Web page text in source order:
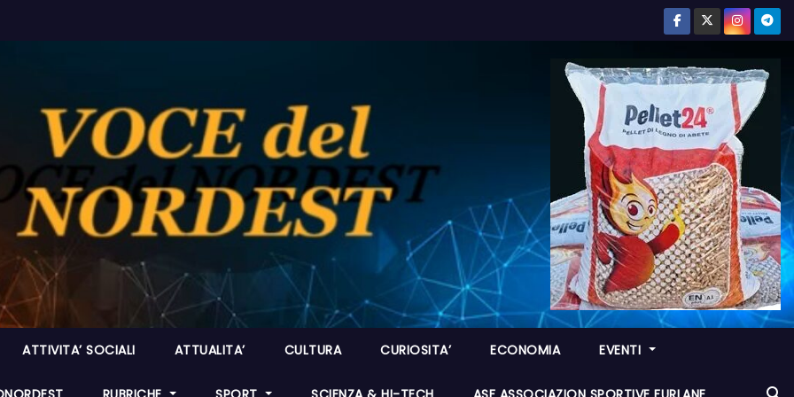
ATTIVITA’ SOCIALI ATTUALITA’ CULTURA CURIOSITA’ ECONOMIA EVENTI